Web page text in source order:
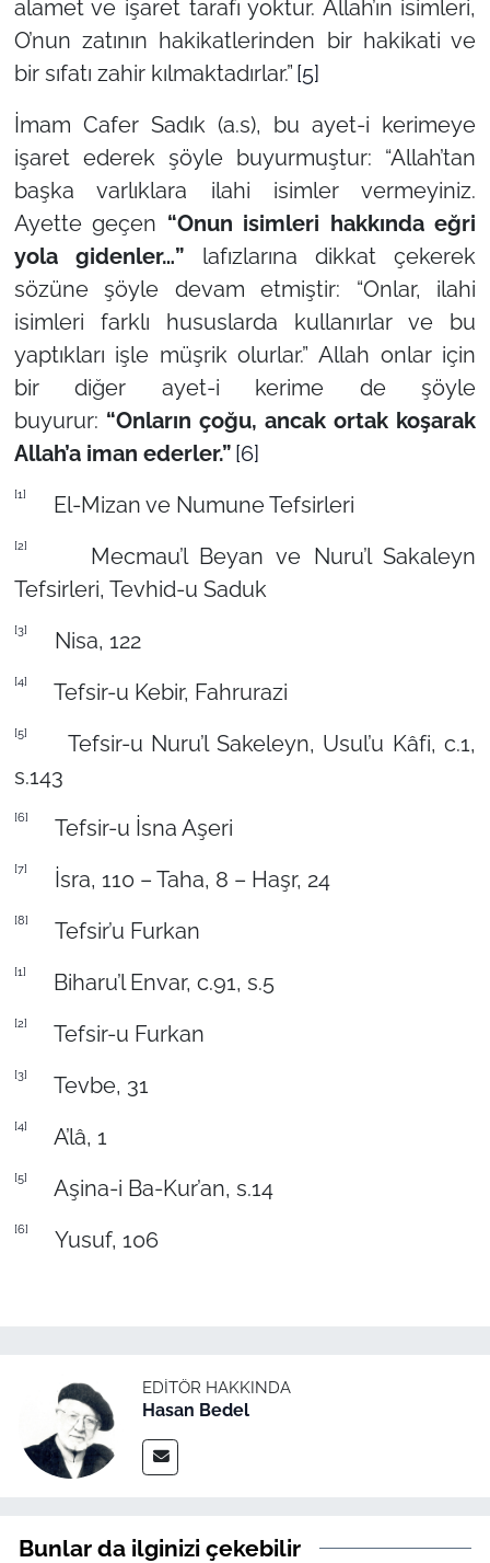
alamet ve işaret tarafı yoktur. Allah’ın isimleri,
O’nun zatının hakikatlerinden bir hakikati ve
bir sıfatı zahir kılmaktadırlar.” [5]
İmam Cafer Sadık (a.s), bu ayet-i kerimeye
işaret ederek şöyle buyurmuştur: “Allah’tan
başka varlıklara ilahi isimler vermeyiniz.
Ayette geçen “Onun isimleri hakkında eğri
yola gidenler…”
lafızlarına dikkat çekerek
sözüne şöyle devam etmiştir: “Onlar, ilahi
isimleri farklı hususlarda kullanırlar ve bu
yaptıkları işle müşrik olurlar.” Allah onlar için
bir diğer ayet-i kerime de şöyle
buyurur: “Onların çoğu, ancak ortak koşarak
Allah’a iman ederler.” [6]
[1] El-Mizan ve Numune Tefsirleri
[2]
Mecmau’l Beyan ve Nuru’l Sakaleyn
Tefsirleri, Tevhid-u Saduk
[3] Nisa, 122
[4] Tefsir-u Kebir, Fahrurazi
[5]
Tefsir-u Nuru’l Sakeleyn, Usul’u Kâfi, c.1,
s.143
[6] Tefsir-u İsna Aşeri
[7] İsra, 110 – Taha, 8 – Haşr, 24
[8] Tefsir’u Furkan
[1] Biharu’l Envar, c.91, s.5
[2] Tefsir-u Furkan
[3] Tevbe, 31
[4] A’lâ, 1
[5] Aşina-i Ba-Kur’an, s.14
[6] Yusuf, 106
EDITÖR HAKKINDA
Hasan Bedel
Bunlar da ilginizi çekebilir